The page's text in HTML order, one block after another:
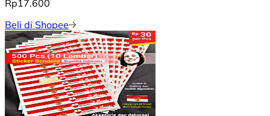
Rp17.600
Beli di Shopee